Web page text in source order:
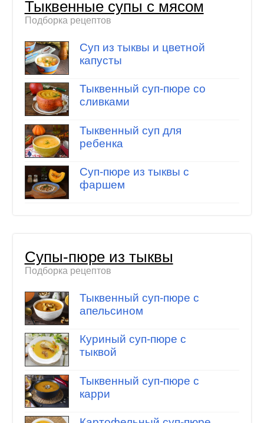
Тыквенные супы с мясом
Подборка рецептов
Суп из тыквы и цветной
капусты
Тыквенный суп-пюре со
сливками
Тыквенный суп для
ребенка
Суп-пюре из тыквы с
фаршем
Супы-пюре из тыквы
Подборка рецептов
Тыквенный суп-пюре с
апельсином
Куриный суп-пюре с
тыквой
Тыквенный суп-пюре с
карри